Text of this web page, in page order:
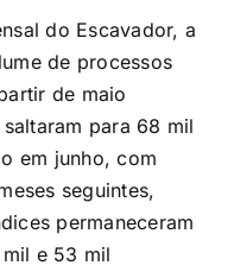
do Escavador, a
de processos
de maio
para 68 mil
em junho, com
seguintes,
permaneceram
e 53 mil